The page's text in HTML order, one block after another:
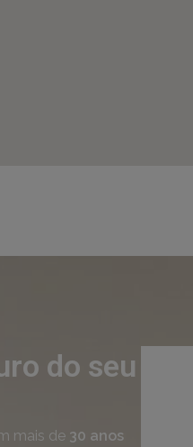
do seu
mais de 30 anos